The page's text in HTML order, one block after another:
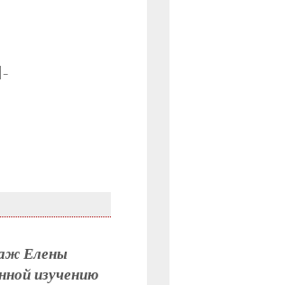
Елены
изучению